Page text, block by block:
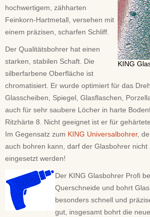
KING
hochwertigem, zähharten
Feinkorn-Hartmetall, versehen mit
einem präzisen, scharfen Schliff.
Der Qualitätsbohrer hat einen
starken, stabilen Schaft. Die
silberfarbene Oberfläche ist
chromatisiert. Er wurde optimiert für das
Glasscheiben, Spiegel, Glasflaschen,
auch für sehr saubere Löcher in harte
Ritzhärte 8. Nicht geeignet ist er für
Im Gegensatz zum KING Universalbohrer,
auch bohren kann, darf der Glasbohrer nicht
eingesetzt werden!
Der KING Glasbohrer Profi
Querschneide und bohrt
besonders schnell und
gut, insgesamt bohrt die